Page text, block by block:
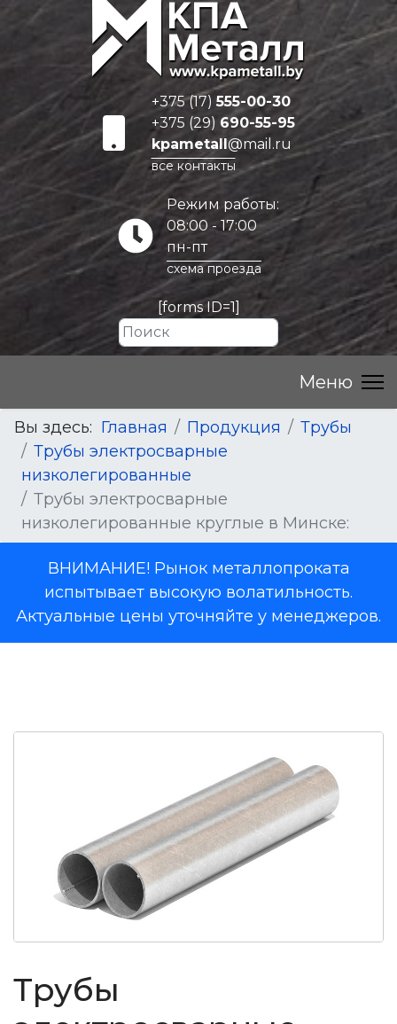
+375 (17)555-00-30
+375 (29) 690-55-95
kpametall@mail.ru
все контакты
Режим работы:
08:00 - 17:00
пн-пт
схема проезда
[forms ID=1]
Вы здесь: Главная Продукция
Трубы
Трубы электросварные
низколегированные
Трубы электросварные
низколегированные круглые в Минске:
ВНИМАНИЕ! Рынок металлопроката
испытывает высокую волатильность.
Актуальные цены уточняйте у менеджеров.
Трубы